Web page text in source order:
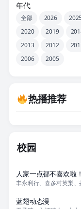
年代
全部 2026
2020
2019
2013
2012
2006
2005
热播推荐
校园
人家一点都不喜欢啦！
蓝翅动态漫